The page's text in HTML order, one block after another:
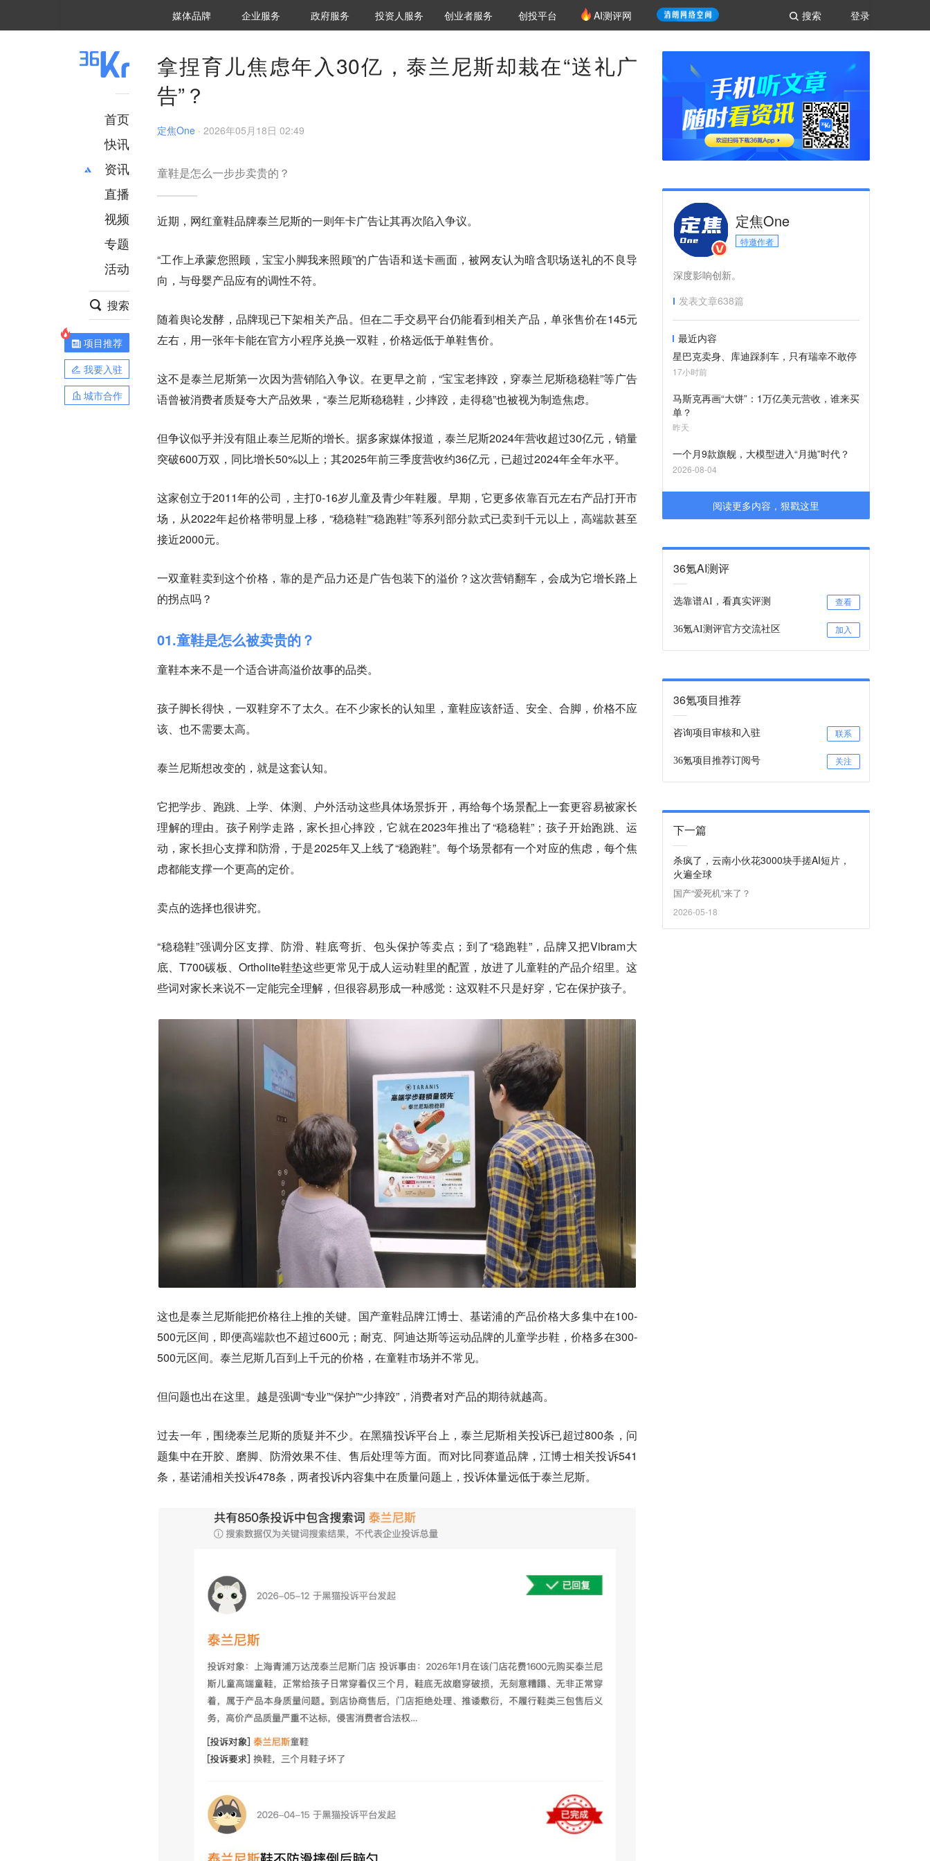
登录
搜索
媒体品牌 36Kr研究院
企业服务 城市之窗
政府服务 VClub投资机构库
投资机构职位推介
投资人服务 创投氪堂
创业者服务 创投平台 AI测评网
首页
快讯
资讯
推荐
财经
项目推荐
安徽
直播
视频
专题
活动
搜索
项目推荐
我要入驻
城市合作
拿捏育儿焦虑年入30亿，泰兰尼斯却栽在“送礼广
告”？
定焦One · 2026年05月18日 02:49
童鞋是怎么一步步卖贵的？
近期，网红童鞋品牌泰兰尼斯的一则年卡广告让其再次陷入争议。
“工作上承蒙您照顾，宝宝小脚我来照顾”的广告语和送卡画面，被网友认为暗含职场送礼的不良导
向，与母婴产品应有的调性不符。
随着舆论发酵，品牌现已下架相关产品。但在二手交易平台仍能看到相关产品，单张售价在145元
左右，用一张年卡能在官方小程序兑换一双鞋，价格远低于单鞋售价。
这不是泰兰尼斯第一次因为营销陷入争议。在更早之前，“宝宝老摔跤，穿泰兰尼斯稳稳鞋”等广告
语曾被消费者质疑夸大产品效果，“泰兰尼斯稳稳鞋，少摔跤，走得稳”也被视为制造焦虑。
但争议似乎并没有阻止泰兰尼斯的增长。据多家媒体报道，泰兰尼斯2024年营收超过30亿元，销量
突破600万双，同比增长50%以上；其2025年前三季度营收约36亿元，已超过2024年全年水平。
这家创立于2011年的公司，主打0-16岁儿童及青少年鞋履。早期，它更多依靠百元左右产品打开市
场，从2022年起价格带明显上移，“稳稳鞋”“稳跑鞋”等系列部分款式已卖到千元以上，高端款甚至
接近2000元。
一双童鞋卖到这个价格，靠的是产品力还是广告包装下的溢价？这次营销翻车，会成为它增长路上
的拐点吗？
01.童鞋是怎么被卖贵的？
童鞋本来不是一个适合讲高溢价故事的品类。
孩子脚长得快，一双鞋穿不了太久。在不少家长的认知里，童鞋应该舒适、安全、合脚，价格不应
该、也不需要太高。
泰兰尼斯想改变的，就是这套认知。
它把学步、跑跳、上学、体测、户外活动这些具体场景拆开，再给每个场景配上一套更容易被家长
理解的理由。 孩子刚学走路，家长担心摔跤，它就在2023年推出了“稳稳鞋”；孩子开始跑跳、运
动，家长担心支撑和防滑，于是2025年又上线了“稳跑鞋”。每个场景都有一个对应的焦虑，每个焦
虑都能支撑一个更高的定价。
卖点的选择也很讲究。
“稳稳鞋”强调分区支撑、防滑、鞋底弯折、包头保护等卖点；到了“稳跑鞋”，品牌又把Vibram大
底、T700碳板、Ortholite鞋垫这些更常见于成人运动鞋里的配置，放进了儿童鞋的产品介绍里。这
些词对家长来说不一定能完全理解，但很容易形成一种感觉：这双鞋不只是好穿，它在保护孩子。
这也是泰兰尼斯能把价格往上推的关键。国产童鞋品牌江博士、基诺浦的产品价格大多集中在100-
500元区间，即便高端款也不超过600元；耐克、阿迪达斯等运动品牌的儿童学步鞋，价格多在300-
500元区间。泰兰尼斯几百到上千元的价格，在童鞋市场并不常见。
但问题也出在这里。越是强调“专业”“保护”“少摔跤”，消费者对产品的期待就越高。
过去一年，围绕泰兰尼斯的质疑并不少。在黑猫投诉平台上，泰兰尼斯相关投诉已超过800条，问
题集中在开胶、磨脚、防滑效果不佳、售后处理等方面。而对比同赛道品牌，江博士相关投诉541
条，基诺浦相关投诉478条，两者投诉内容集中在质量问题上，投诉体量远低于泰兰尼斯。
定焦One
特邀作者
深度影响创新。
发表文章638篇
最近内容
星巴克卖身、库迪踩刹车，只有瑞幸不敢停
17小时前
马斯克再画“大饼”：1万亿美元营收，谁来买
单？
昨天
一个月9款旗舰，大模型进入“月抛”时代？
2026-08-04
阅读更多内容，狠戳这里
36氪AI测评
选靠谱AI，看真实评测 查看
36氪AI测评官方交流社区 加入
36氪项目推荐
咨询项目审核和入驻 联系
36氪项目推荐订阅号 关注
下一篇
杀疯了，云南小伙花3000块手搓AI短片，
火遍全球
国产“爱死机”来了？
2026-05-18